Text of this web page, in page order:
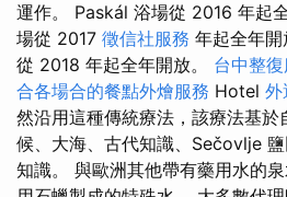
運作。 Paskál 浴場從 2016 年起
場從 2017 徵信社服務 年起全年
從 2018 年起全年開放。 台中整
合各場合的餐點外燴服務 Hotel 外
然沿用這種傳統療法，該療法基於
候、大海、古代知識、Sečovlje
知識。 與歐洲其他帶有藥用水的